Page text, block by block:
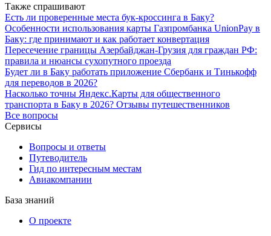
Также спрашивают
Есть ли проверенные места бук-кроссинга в Баку?
Особенности использования карты Газпромбанка UnionPay в
Баку: где принимают и как работает конвертация
Пересечение границы Азербайджан-Грузия для граждан РФ:
правила и нюансы сухопутного проезда
Будет ли в Баку работать приложение Сбербанк и Тинькофф
для переводов в 2026?
Насколько точны Яндекс.Карты для общественного
транспорта в Баку в 2026? Отзывы путешественников
Все вопросы
Сервисы
Вопросы и ответы
Путеводитель
Гид по интересным местам
Авиакомпании
База знаний
О проекте